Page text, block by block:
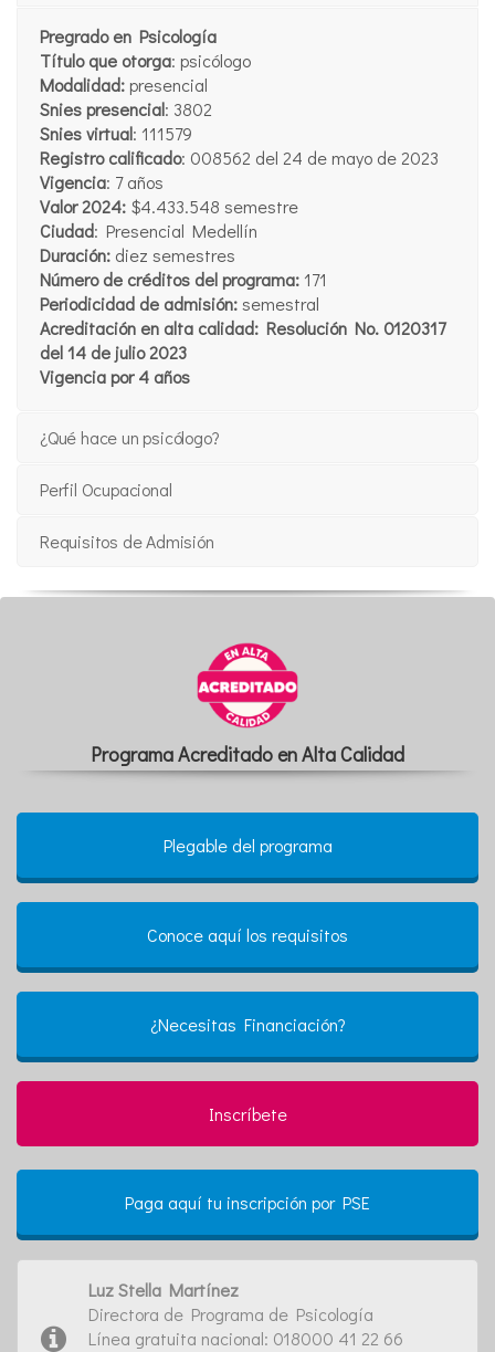
Pregrado en Psicología
Título que otorga: psicólogo
Modalidad: presencial
Snies presencial: 3802
Snies virtual: 111579
Registro calificado: 008562 del 24 de mayo de 2023
Vigencia: 7 años
Valor 2024: $4.433.548 semestre
Ciudad: Presencial Medellín
Duración: diez semestres
Número de créditos del programa: 171
Periodicidad de admisión:semestral
Acreditación en alta calidad: Resolución No. 0120317
del 14 de julio 2023
Vigencia por 4 años
¿Qué hace un psicólogo?
Perfil Ocupacional
Requisitos de Admisión
Programa Acreditado en Alta Calidad
Plegable del programa
Conoce aquí los requisitos
¿Necesitas Financiación?
Inscríbete
Paga aquí tu inscripción por PSE
Luz Stella Martínez
Directora de Programa de Psicología
Línea gratuita nacional: 018000 41 22 66